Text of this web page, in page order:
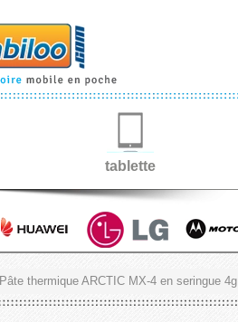
tablette
Pâte thermique ARCTIC MX-4 en seringue 4g